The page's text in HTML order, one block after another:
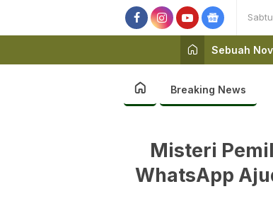
Sebuah
Breaking News
Misteri
WhatsApp